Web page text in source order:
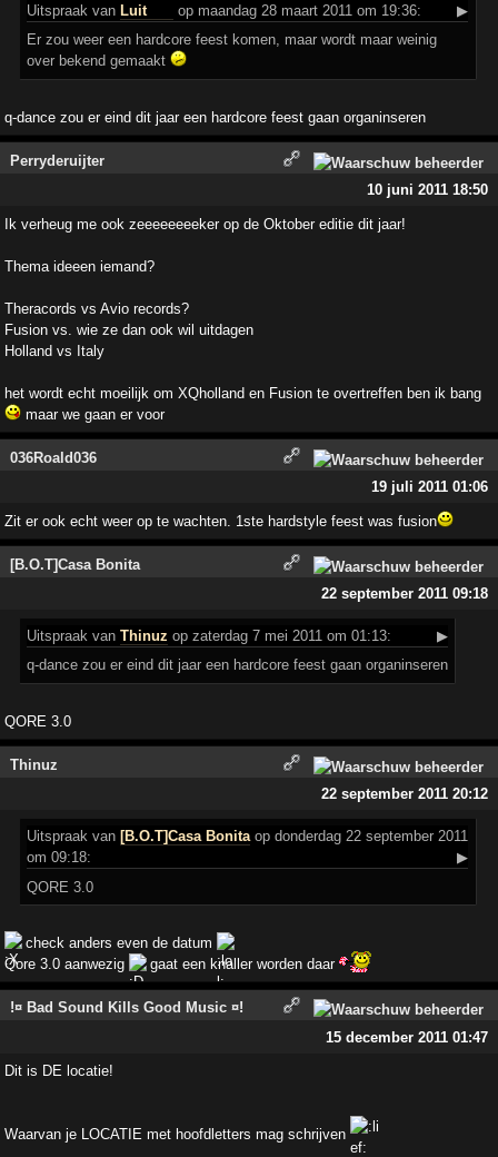
Uitspraak van Luit op maandag 28 maart 2011 om 19:36:
▶
Er zou weer een hardcore feest komen, maar wordt maar weinig
over bekend gemaakt
q-dance zou er eind dit jaar een hardcore feest gaan organinseren
Perryderuijter
10 juni 2011 18:50
Ik verheug me ook zeeeeeeeeker op de Oktober editie dit jaar!
Thema ideeen iemand?
Theracords vs Avio records?
Fusion vs. wie ze dan ook wil uitdagen
Holland vs Italy
het wordt echt moeilijk om XQholland en Fusion te overtreffen ben ik bang
maar we gaan er voor
036Roald036
19 juli 2011 01:06
Zit er ook echt weer op te wachten. 1ste hardstyle feest was fusion
[B.O.T]Casa Bonita
22 september 2011 09:18
Uitspraak vanThinuz op zaterdag 7 mei 2011 om 01:13:
▶
q-dance zou er eind dit jaar een hardcore feest gaan organinseren
QORE 3.0
Thinuz
22 september 2011 20:12
Uitspraak van [B.O.T]Casa Bonitaop donderdag 22 september 2011
om 09:18:
▶
QORE 3.0
check anders even de datum
Qore 3.0 aanwezig
gaat een knaller worden daar
!¤ Bad Sound Kills Good Music ¤!
15 december 2011 01:47
Dit is DE locatie!
Waarvan je LOCATIE met hoofdletters mag schrijven